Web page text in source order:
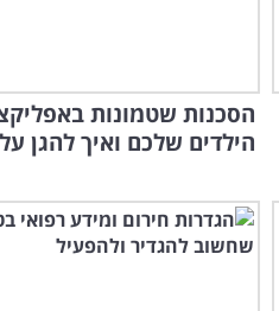
הסכנות שטמונות
הילדים שלכם ואיך להגן